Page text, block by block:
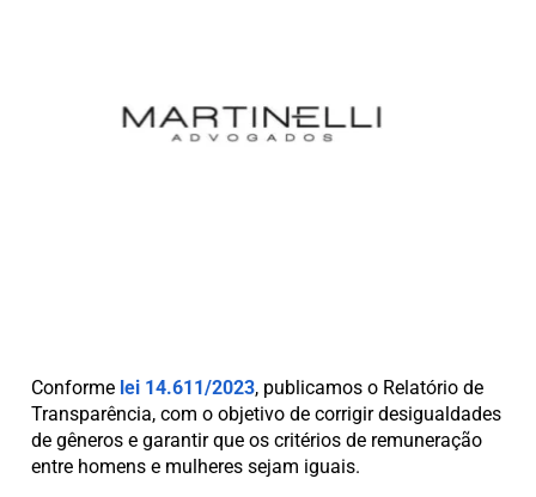
Conforme lei 14.611/2023, publicamos o Relatório de
Transparência, com o objetivo de corrigir desigualdades
de gêneros e garantir que os critérios de remuneração
entre homens e mulheres sejam iguais.